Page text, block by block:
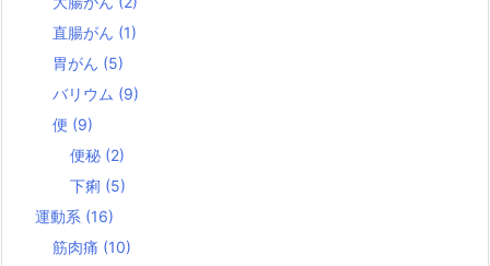
直腸がん (1)
胃がん (5)
バリウム (9)
便 (9)
便秘 (2)
下痢 (5)
運動系 (16)
筋肉痛 (10)